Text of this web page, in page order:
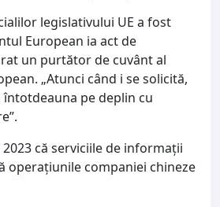
legislativului UE a fost
European ia act de
un purtător de cuvânt al
„Atunci când i se solicită,
întotdeauna pe deplin cu
că serviciile de informații
operațiunile companiei chineze